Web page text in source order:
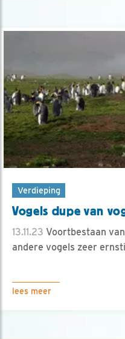
Verdieping
Vogels dupe van
13.11.23 Voortbestaan
andere vogels zeer
lees meer